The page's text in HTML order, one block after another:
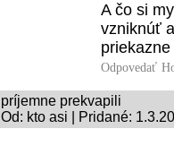
A čo si
vzniknúť
Odpovedať
príjemne prekvapili
Od: kto asi | Pridané: